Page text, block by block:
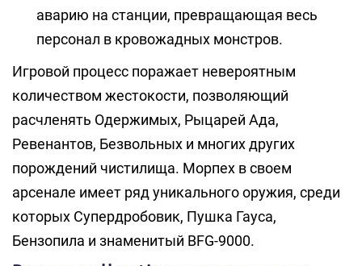
аварию на станции, превращающая весь
персонал в кровожадных монстров.
Игровой процесс поражает невероятным
количеством жестокости, позволяющий
расчленять Одержимых, Рыцарей Ада,
Ревенантов, Безвольных и многих других
порождений чистилища. Морпех в своем
арсенале имеет ряд уникального оружия, среди
которых Супердробовик, Пушка Гауса,
Бензопила и знаменитый BFG-9000.